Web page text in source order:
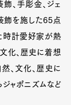
、手彫金、ジェ
飾を施した65点
時計愛好家が熱
化、歴史に着想
、文化、歴史に
ジャポニズムなど